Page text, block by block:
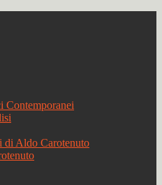
Contemporanei
di Aldo Carotenuto